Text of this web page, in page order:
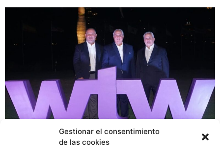
Gestionar el consentimiento
de las cookies